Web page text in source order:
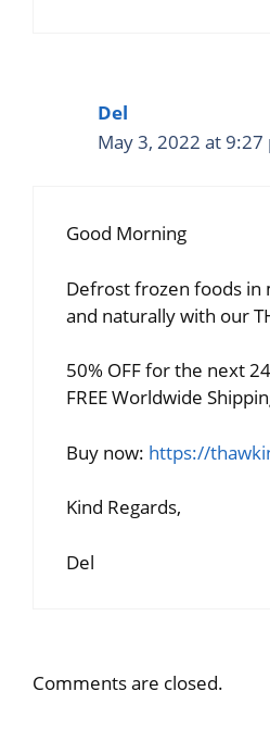
Del
May 3, 2022 at 9:27
Good Morning
Defrost frozen foods in
and naturally with our
50% OFF for the next
FREE Worldwide
Buy now: https://
Kind Regards,
Del
Comments are closed.